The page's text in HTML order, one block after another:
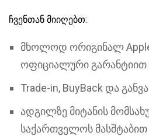
ჩვენთან მიიღებთ:
მხოლოდ ორიგინალ
ოფიციალური გარანტიით
Trade-in, BuyBack და
ადგილზე მიტანის
საქართველოს მასშტაბით